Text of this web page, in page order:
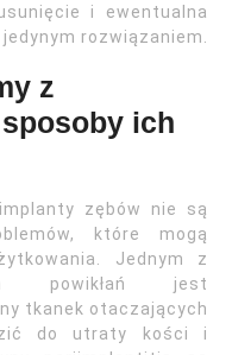
i ewentualna
rozwiązaniem.
z
ich
zębów nie są
które mogą
Jednym z
powikłań jest
tkanek otaczających
do utraty kości i